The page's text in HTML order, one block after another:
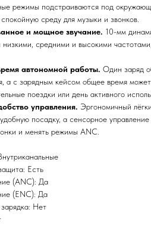
режимы подстраиваются под
среду для музыки и звонков.
и мощное звучание. 10-мм
низкими, средними и высокими
автономной работы. Один заряд
а с зарядным кейсом общее время
поездки или день активного
управления. Эргономичный
посадку, а сенсорное управление
и менять режимы ANC.
Есть
(ANC): Да
(ENC): Да
Нет